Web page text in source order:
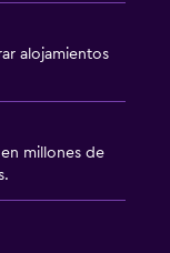
alojamientos
millones de